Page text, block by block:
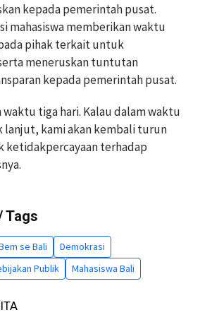
kepada pemerintah pusat.
mahasiswa memberikan waktu
pihak terkait untuk
meneruskan tuntutan
kepada pemerintah pusat.
tiga hari. Kalau dalam waktu
lanjut, kami akan kembali turun
ketidakpercayaan terhadap
Tags
se Bali
Demokrasi
Publik Mahasiswa Bali